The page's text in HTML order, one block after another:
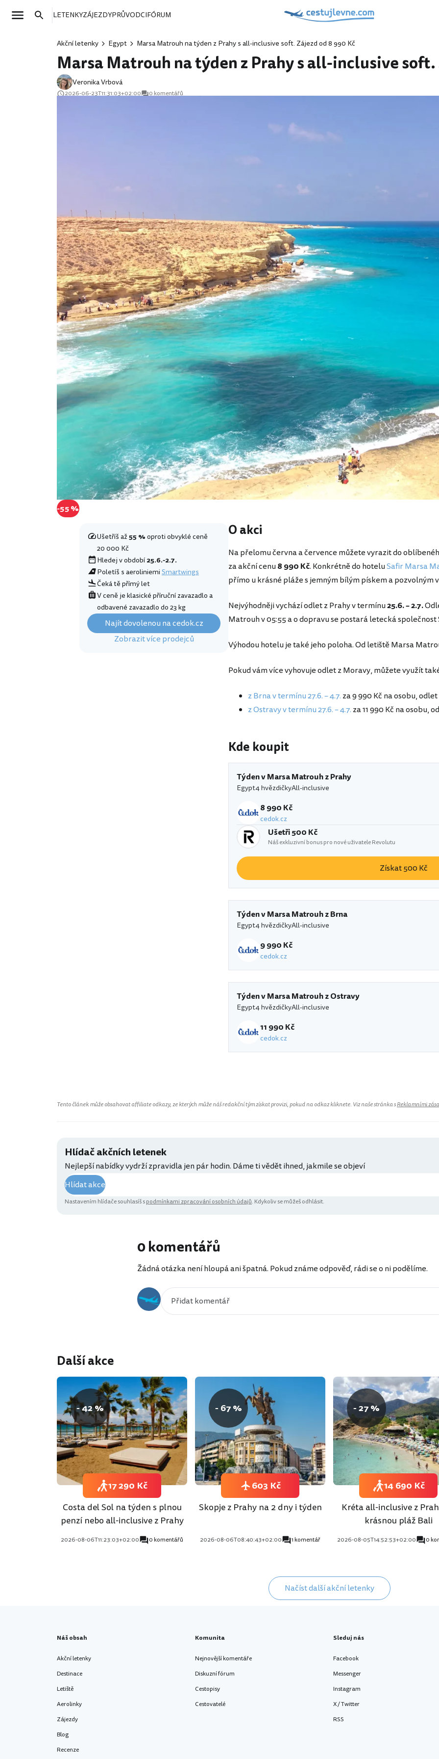
LETENKYZÁJEZDYPRŮVODCIFÓRUM
Akční letenky Egypt Marsa Matrouh na týden z Prahy s all-inclusive soft. Zájezd od 8 990 Kč
Marsa Matrouh na týden z Prahy s all-inclusive soft.
Veronika Vrbová
2026-06-23T11:31:03+02:00 0 komentářů
-55 %
Ušetříš až55 %oproti obvyklé ceně
20 000 Kč
Hledej v období25.6.-2.7.
Poletíš s aeroliniemiSmartwings
Čeká tě přímý let
V ceně je klasické příruční zavazadlo a
odbavené zavazadlo do 23 kg
Najít dovolenou na cedok.cz
Zobrazit více prodejců
O akci
Na přelomu června a července můžete vyrazit do
za akční cenu8 990 Kč. Konkrétně do hoteluSafir Marsa
přímo u krásné pláže s jemným bílým pískem a pozvolným
Nejvýhodněji vychází odlet z Prahy v termínu25.6. – 2.7.
Matrouh v 05:55 a o dopravu se postará letecká společnost
Výhodou hotelu je také jeho poloha. Od letiště Marsa
Pokud vám více vyhovuje odlet z Moravy, můžete využít
z Brna v termínu 27.6. – 4.7. za 9 990 Kč na osobu, odlet
z Ostravy v termínu 27.6. – 4.7. za 11 990 Kč na osobu,
Kde koupit
Týden v Marsa Matrouh z Prahy
Egypt4 hvězdičkyAll-inclusive
8 990 Kč
cedok.cz
Ušetři 500 Kč
Náš exkluzivní bonus pro nové uživatele Revolutu
Získat 500 Kč
Týden v Marsa Matrouh z Brna
Egypt4 hvězdičkyAll-inclusive
9 990 Kč
cedok.cz
Týden v Marsa Matrouh z Ostravy
Egypt4 hvězdičkyAll-inclusive
11 990 Kč
cedok.cz
Tento článek může obsahovat affiliate odkazy, ze kterých může náš redakční tým získat provizi, pokud na odkaz kliknete. Viz naše stránka sReklamními
Hlídač akčních letenek
Nejlepší nabídky vydrží zpravidla jen pár hodin. Dáme ti vědět ihned, jakmile se objeví
Hlídat akce
Nastavením hlídače souhlasíš spodmínkami zpracování osobních údajů. Kdykoliv se můžeš odhlásit.
0 komentářů
Žádná otázka není hloupá ani špatná. Pokud známe odpověď, rádi se o ni podělíme.
Další akce
- 42 %
Costa del Sol na týden s plnou
penzí nebo all-inclusive z Prahy
2026-08-06T11:23:03+02:00 0 komentářů
17 290 Kč
- 67 %
Skopje z Prahy na 2 dny i týden
2026-08-06T08:40:43+02:00 1 komentář
603 Kč
- 27 %
Kréta all-inclusive z
krásnou pláž Bali
2026-08-05T14:52:53+02:00 0
14 690 Kč
Načíst další akční letenky
Náš obsah
Akční letenky
Destinace
Letiště
Aerolinky
Zájezdy
Blog
Recenze
Komunita
Nejnovější komentáře
Diskuzní fórum
Cestopisy
Cestovatelé
Sleduj nás
Facebook
Messenger
Instagram
X / Twitter
RSS